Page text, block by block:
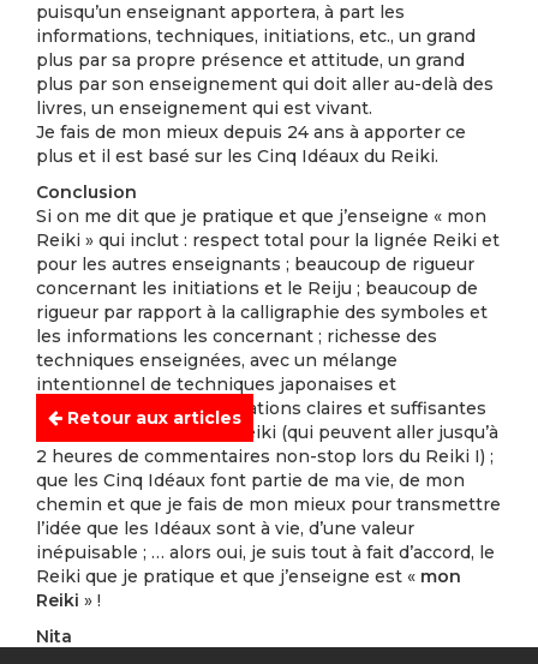
Retour aux articles
puisqu’un enseignant apportera, à part les
informations, techniques, initiations, etc., un grand
plus par sa propre présence et attitude, un grand
plus par son enseignement qui doit aller au-delà des
livres, un enseignement qui est vivant.
Je fais de mon mieux depuis 24 ans à apporter ce
plus et il est basé sur les Cinq Idéaux du Reiki.
Conclusion
Si on me dit que je pratique et que j’enseigne « mon
Reiki » qui inclut : respect total pour la lignée Reiki et
pour les autres enseignants ; beaucoup de rigueur
concernant les initiations et le Reiju ; beaucoup de
rigueur par rapport à la calligraphie des symboles et
les informations les concernant ; richesse des
techniques enseignées, avec un mélange
intentionnel de techniques japonaises et
occidentales ; des explications claires et suffisantes
sur les Cinq Idéaux du Reiki (qui peuvent aller jusqu’à
2 heures de commentaires non-stop lors du Reiki I) ;
que les Cinq Idéaux font partie de ma vie, de mon
chemin et que je fais de mon mieux pour transmettre
l’idée que les Idéaux sont à vie, d’une valeur
inépuisable ; … alors oui, je suis tout à fait d’accord, le
Reiki que je pratique et que j’enseigne est « mon
Reiki » !
Nita